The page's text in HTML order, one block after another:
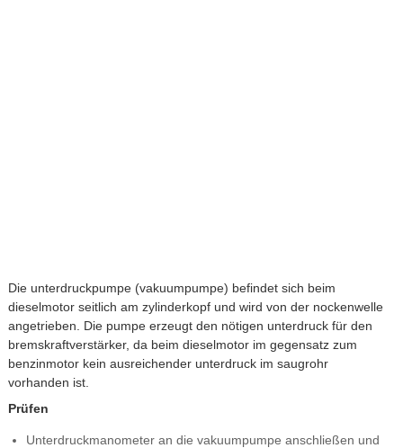
Die unterdruckpumpe (vakuumpumpe) befindet sich beim
dieselmotor seitlich am zylinderkopf und wird von der nockenwelle
angetrieben. Die pumpe erzeugt den nötigen unterdruck für den
bremskraftverstärker, da beim dieselmotor im gegensatz zum
benzinmotor kein ausreichender unterdruck im saugrohr
vorhanden ist.
Prüfen
Unterdruckmanometer an die vakuumpumpe anschließen und